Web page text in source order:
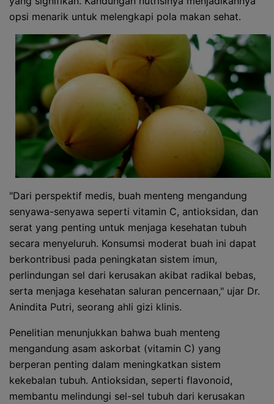
opsi menarik untuk melengkapi pola makan sehat.
"Dari perspektif medis, buah menteng mengandung
senyawa-senyawa seperti vitamin C, antioksidan, dan
serat yang penting untuk menjaga kesehatan tubuh
secara menyeluruh. Konsumsi moderat buah ini dapat
berkontribusi pada peningkatan sistem imun,
perlindungan sel dari kerusakan akibat radikal bebas,
serta menjaga kesehatan saluran pencernaan," ujar Dr.
Anindita Putri, seorang ahli gizi klinis.
Penelitian menunjukkan bahwa buah menteng
mengandung asam askorbat (vitamin C) yang
berperan penting dalam meningkatkan sistem
kekebalan tubuh. Antioksidan, seperti flavonoid,
membantu melindungi sel-sel tubuh dari kerusakan